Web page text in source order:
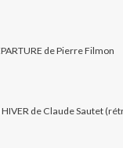
de Pierre Filmon
HIVER de Claude Sautet